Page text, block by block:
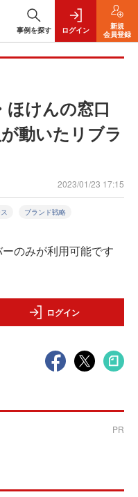
事例を探す ログイン
新規
会員登録
ほけんの窓口
動いたリブラ
2023/01/23 17:15
ブランド戦略
のみが利用可能です
ログイン
PR